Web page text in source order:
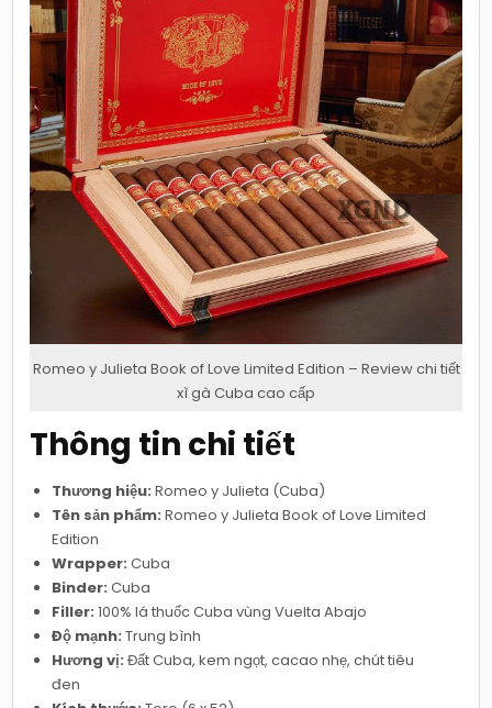
Romeo y Julieta Book of Love Limited Edition – Review chi tiết
xì gà Cuba cao cấp
Thông tin chi tiết
Thương hiệu: Romeo y Julieta (Cuba)
Tên sản phẩm: Romeo y Julieta Book of Love Limited
Edition
Wrapper: Cuba
Binder: Cuba
Filler: 100% lá thuốc Cuba vùng Vuelta Abajo
Độ mạnh: Trung bình
Hương vị: Đất Cuba, kem ngọt, cacao nhẹ, chút tiêu
đen